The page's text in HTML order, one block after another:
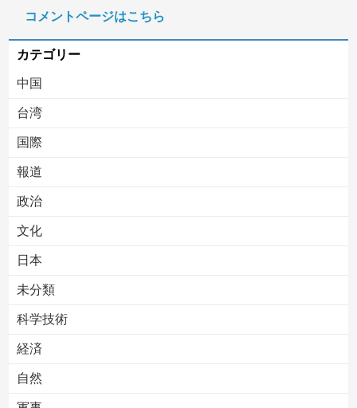
韓国の新築マンション、築１年半でテラスが丸ごと落下ｗｗｗｗｗ
コメントページはこちら
カテゴリー
中国
台湾
国際
報道
政治
文化
日本
未分類
科学技術
経済
自然